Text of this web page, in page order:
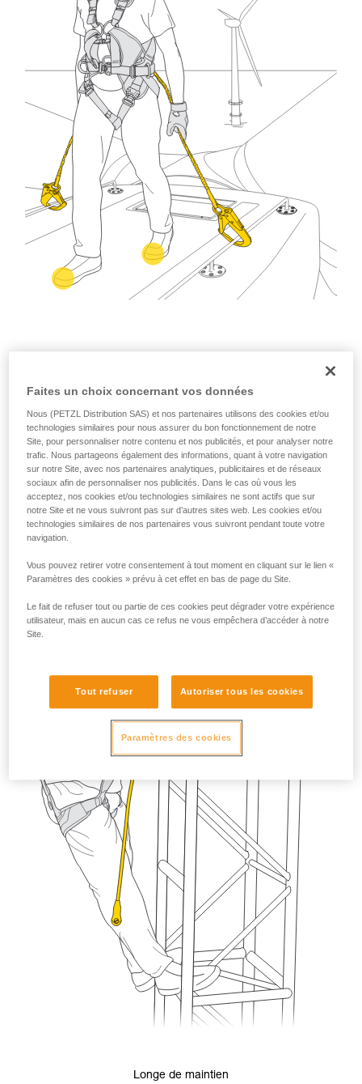
maintenu par la longe de maintien dans une position stable
et confortable. La longe d’antichute lui garantit alors un
moyen d’arrêter une éventuelle chute lors des manipulations
de sa longe de maintien.
Longe de maintien
Faites un choix concernant vos données
Nous (PETZL Distribution SAS) et nos partenaires utilisons des cookies et/ou
technologies similaires pour nous assurer du bon fonctionnement de notre
Site, pour personnaliser notre contenu et nos publicités, et pour analyser notre
trafic. Nous partageons également des informations, quant à votre navigation
sur notre Site, avec nos partenaires analytiques, publicitaires et de réseaux
sociaux afin de personnaliser nos publicités. Dans le cas où vous les
acceptez, nos cookies et/ou technologies similaires ne sont actifs que sur
notre Site et ne vous suivront pas sur d’autres sites web. Les cookies et/ou
technologies similaires de nos partenaires vous suivront pendant toute votre
navigation.
Vous pouvez retirer votre consentement à tout moment en cliquant sur le lien «
Paramètres des cookies » prévu à cet effet en bas de page du Site.
Le fait de refuser tout ou partie de ces cookies peut dégrader votre expérience
utilisateur, mais en aucun cas ce refus ne vous empêchera d’accéder à notre
Site.
Tout refuser Autoriser tous les cookies
Paramètres des cookies